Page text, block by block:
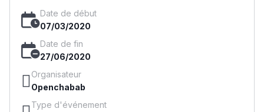
Date de début
07/03/2020
Date de fin
27/06/2020
Organisateur
Openchabab
Type d'événement